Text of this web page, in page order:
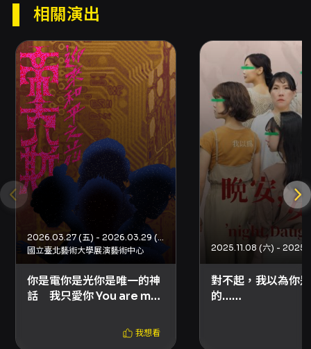
百老匯原作精神的同時，強調文化轉譯與在地詮
釋。演出邀請來自多所台灣指標性藝術院校（包
含嘉義大學、臺師大、臺藝大、樹德科大、北藝
大及成功大學）的學生參與，作為產學媒合與人
才培育的一環，旨在提供新秀實務演出經驗，並
藉由校園能量注入新鮮表演風格與觀眾互動。劇
場呈現方面，團隊以現場樂團伴奏、專業燈光與
影像設計、精緻服裝與舞台設計為基礎，期望帶
給觀眾視覺與聽覺兼備的完整觀演體驗。 關於獲
獎與評價，本改編在國際間亦曾獲得高度關注：
2013 年版本獲多項東尼獎肯定與戲劇桌獎獎項，
顯示本作品在編曲、服裝與整體劇場呈現上具備
國際水準。評論語錄中亦提到其兼具質感與趣
味，適合跨世代觀眾觀賞。本次演出由大嘉音樂
聚工坊主辦，並由國內多方單位協力，期望在臺
北表演藝術中心的球劇場提供一場既忠於經典又
充滿當代意義的音樂劇版本。 觀眾在欣賞本劇
時，可期待：豐富的現場樂團音樂語彙、在地年
輕演員與專業團隊的合作火花、以及對經典文本
的重新詮釋。無論熟悉原作或初次接觸，觀眾皆
可能變為可能」的主題力量。本製作適合家庭與
一般觀眾（普遍級），同時對追求高品質音樂劇
相關演出
2026.03.27 (五) - 2026.03.29 (日)
國立臺北藝術大學展演藝術中心
你是電你是光你是唯一的神
話 我只愛你 You are my
我想看
2025.11.08 (六) -
對不起，我以為你
的……